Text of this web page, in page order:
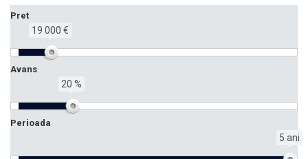
Pret
19 000 €
Avans
20 %
Perioada
5 ani